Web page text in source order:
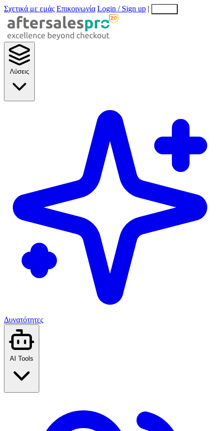
Σχετικά με εμάς Επικοινωνία Login / Sign up |
Λύσεις
Δυνατότητες
AI Tools